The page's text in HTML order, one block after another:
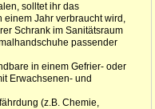
solltet ihr das
einem Jahr verbraucht wird,
Schrank im Sanitätsraum
passender
in einem Gefrier- oder
Erwachsenen- und
(z.B. Chemie,